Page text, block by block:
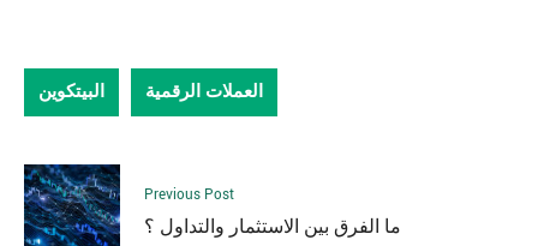
البيتكوين العملات الرقمية
Previous Post
ما الفرق بين الاستثمار والتداول ؟